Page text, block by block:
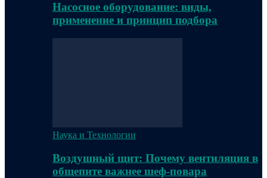
Насосное оборудование: виды,
применение и принцип подбора
Наука и Технологии
Воздушный щит: Почему вентиляция в
общепите важнее шеф-повара